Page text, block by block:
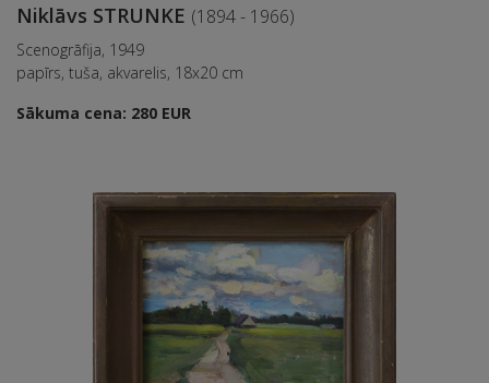
Niklāvs STRUNKE (1894 - 1966)
Scenogrāfija, 1949
papīrs, tuša, akvarelis, 18x20 cm
Sākuma cena: 280 EUR